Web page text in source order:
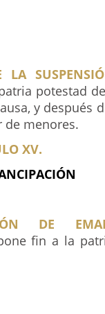
LA
potestad
y después
de menores.
XV.
DE
fin a la